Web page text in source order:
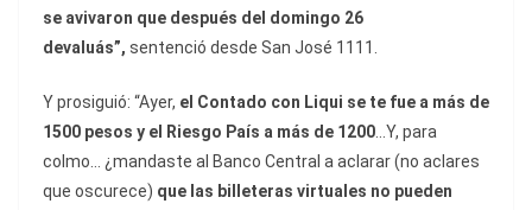
se avivaron que después del domingo 26
devaluás”, sentenció desde San José 1111.
Y prosiguió: “Ayer, el Contado con Liqui se te fue a más de
1500 pesos y el Riesgo País a más de 1200…Y, para
colmo… ¿mandaste al Banco Central a aclarar (no aclares
que oscurece) que las billeteras virtuales no pueden